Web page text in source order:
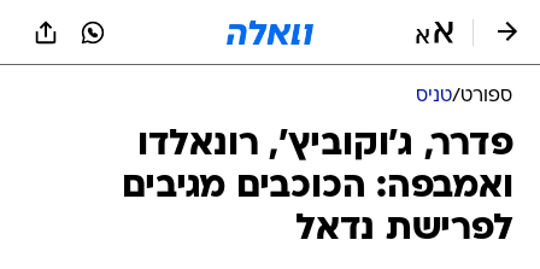
ספורט/טניס
פדרר, ג'וקוביץ', רונאלדו
ואמבפה: הכוכבים מגיבים
לפרישת נדאל